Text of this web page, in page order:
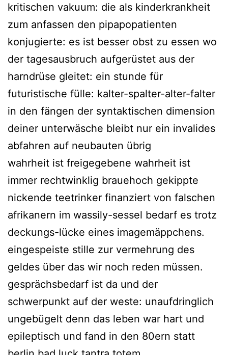
kritischen vakuum: die als kinderkrankheit
zum anfassen den pipapopatienten
konjugierte: es ist besser obst zu essen wo
der tagesausbruch aufgerüstet aus der
harndrüse gleitet: ein stunde für
futuristische fülle: kalter-spalter-alter-falter
in den fängen der syntaktischen dimension
deiner unterwäsche bleibt nur ein invalides
abfahren auf neubauten übrig
wahrheit ist freigegebene wahrheit ist
immer rechtwinklig brauehoch gekippte
nickende teetrinker finanziert von falschen
afrikanern im wassily-sessel bedarf es trotz
deckungs-lücke eines imagemäppchens.
eingespeiste stille zur vermehrung des
geldes über das wir noch reden müssen.
gesprächsbedarf ist da und der
schwerpunkt auf der weste: unaufdringlich
ungebügelt denn das leben war hart und
epileptisch und fand in den 80ern statt